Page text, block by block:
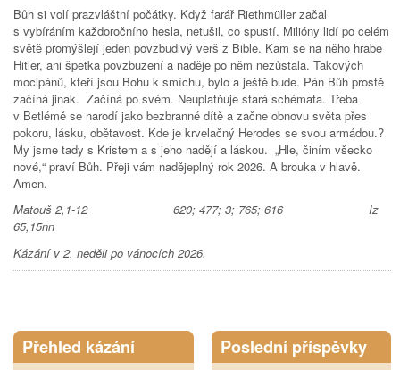
Bůh si volí prazvláštní počátky. Když farář Riethmüller začal
s vybíráním každoročního hesla, netušil, co spustí. Milióny lidí po celém
světě promýšlejí jeden povzbudivý verš z Bible. Kam se na něho hrabe
Hitler, ani špetka povzbuzení a naděje po něm nezůstala. Takových
mocipánů, kteří jsou Bohu k smíchu, bylo a ještě bude. Pán Bůh prostě
začíná jinak. Začíná po svém. Neuplatňuje stará schémata. Třeba
v Betlémě se narodí jako bezbranné dítě a začne obnovu světa přes
pokoru, lásku, obětavost. Kde je krvelačný Herodes se svou armádou.?
My jsme tady s Kristem a s jeho nadějí a láskou. „Hle, činím všecko
nové,“ praví Bůh. Přeji vám nadějeplný rok 2026. A brouka v hlavě.
Amen.
Matouš 2,1-12 620; 477; 3; 765; 616 Iz
65,15nn
Kázání v 2. neděli po vánocích 2026.
Přehled kázání Poslední příspěvky